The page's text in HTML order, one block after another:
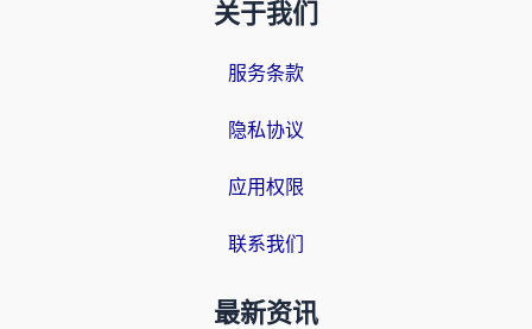
关于我们
服务条款
隐私协议
应用权限
联系我们
最新资讯